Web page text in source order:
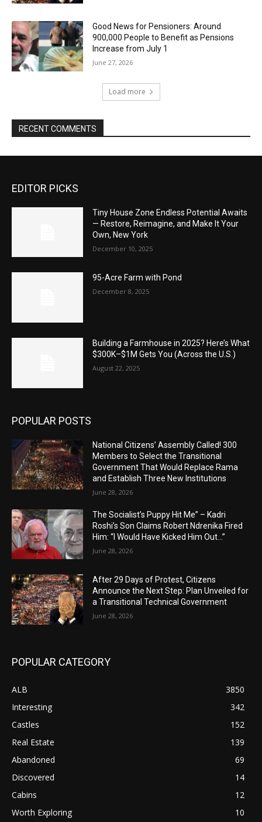
Good News for Pensioners: Around
900,000 People to Benefit as Pensions
Increase from July 1
June 27, 2026
Load more
RECENT COMMENTS
EDITOR PICKS
Tiny House Zone Endless Potential Awaits
— Restore, Reimagine, and Make It Your
Own, New York
December 10, 2025
95-Acre Farm with Pond
December 8, 2025
Building a Farmhouse in 2025? Here’s What
$300K–$1M Gets You (Across the U.S.)
August 22, 2025
POPULAR POSTS
National Citizens’ Assembly Called! 300
Members to Select the Transitional
Government That Would Replace Rama
and Establish Three New Institutions
June 28, 2026
The Socialist’s Puppy Hit Me” – Kadri
Roshi’s Son Claims Robert Ndrenika Fired
Him: “I Would Have Kicked Him Out…”
June 28, 2026
After 29 Days of Protest, Citizens
Announce the Next Step: Plan Unveiled for
a Transitional Technical Government
June 28, 2026
POPULAR CATEGORY
ALB
3850
Interesting
342
Castles
152
Real Estate
139
Abandoned
69
Discovered
14
Cabins
12
Worth Exploring
10